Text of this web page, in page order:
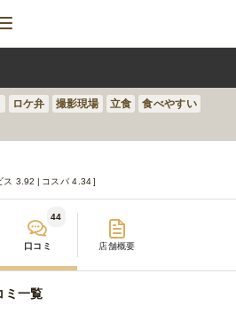
ロケ弁 撮影現場 立食
食べやすい
ス 3.92 コスパ 4.34
口コミ
44
店舗概要
ミ一覧